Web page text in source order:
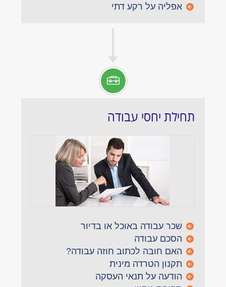
אפליה על רקע דתי
תחילת יחסי עבודה
שכר עבודה באוכל או בדיור
הסכם עבודה
האם חובה לכתוב חוזה עבודה?
תקנון הטרדה מינית
הודעה על תנאי העסקה